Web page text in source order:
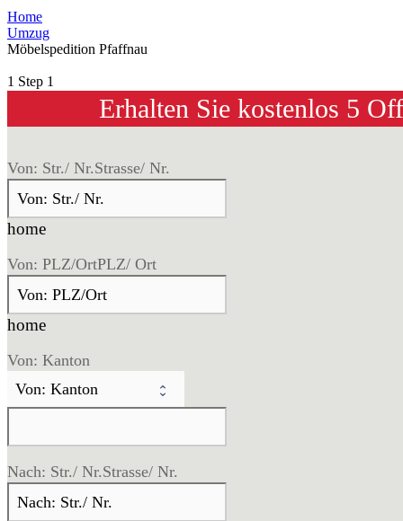
Home
Umzug
Möbelspedition Pfaffnau
1 Step 1
Erhalten Sie kostenlos 5
Von: Str./ Nr.Strasse/ Nr.
home
Von: PLZ/OrtPLZ/ Ort
home
Von: Kanton
Nach: Str./ Nr.Strasse/ Nr.